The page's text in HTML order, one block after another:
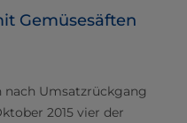
Gemüsesäften
nach Umsatzrückgang
2015 vier der